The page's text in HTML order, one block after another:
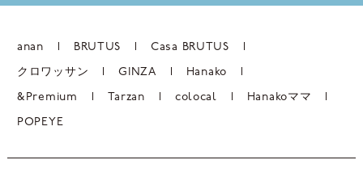
anan BRUTUS Casa BRUTUS
クロワッサン GINZA Hanako
&Premium Tarzan colocal Hanakoママ
POPEYE